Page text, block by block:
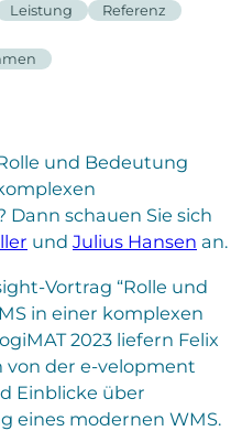
Leistung Referenz
und Bedeutung
schauen Sie sich
und Julius Hansen an.
Vortrag “Rolle und
in einer komplexen
2023 liefern Felix
von der e-velopment
Einblicke über
eines modernen WMS.